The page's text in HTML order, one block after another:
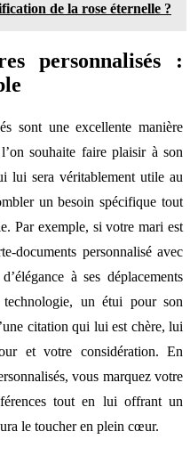
de la rose éternelle ?
personnalisés :
sont une excellente manière
souhaite faire plaisir à son
lui sera véritablement utile au
un besoin spécifique tout
Par exemple, si votre mari est
documents personnalisé avec
à ses déplacements
technologie, un étui pour son
citation qui lui est chère, lui
et votre considération. En
vous marquez votre
tout en lui offrant un
le toucher en plein cœur.